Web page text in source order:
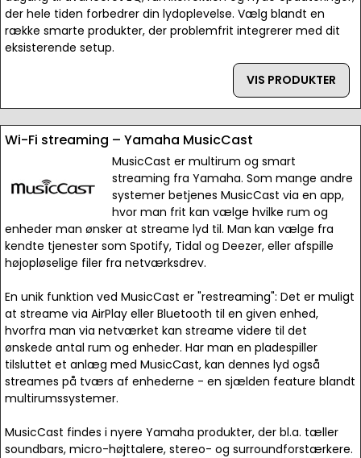
der hele tiden forbedrer din lydoplevelse. Vælg blandt en
række smarte produkter, der problemfrit integrerer med dit
eksisterende setup.
VIS PRODUKTER
Wi-Fi streaming – Yamaha MusicCast
MusicCast er multirum og smart
streaming fra Yamaha. Som mange andre
systemer betjenes MusicCast via en app,
hvor man frit kan vælge hvilke rum og
enheder man ønsker at streame lyd til. Man kan vælge fra
kendte tjenester som Spotify, Tidal og Deezer, eller afspille
højopløselige filer fra netværksdrev.
En unik funktion ved MusicCast er "restreaming": Det er muligt
at streame via AirPlay eller Bluetooth til en given enhed,
hvorfra man via netværket kan streame videre til det
ønskede antal rum og enheder. Har man en pladespiller
tilsluttet et anlæg med MusicCast, kan dennes lyd også
streames på tværs af enhederne - en sjælden feature blandt
multirumssystemer.
MusicCast findes i nyere Yamaha produkter, der bl.a. tæller
soundbars, micro-højttalere, stereo- og surroundforstærkere.